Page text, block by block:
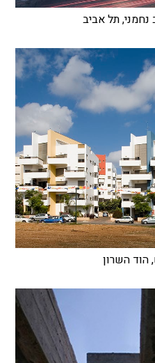
נחמני, תל אביב
השרון